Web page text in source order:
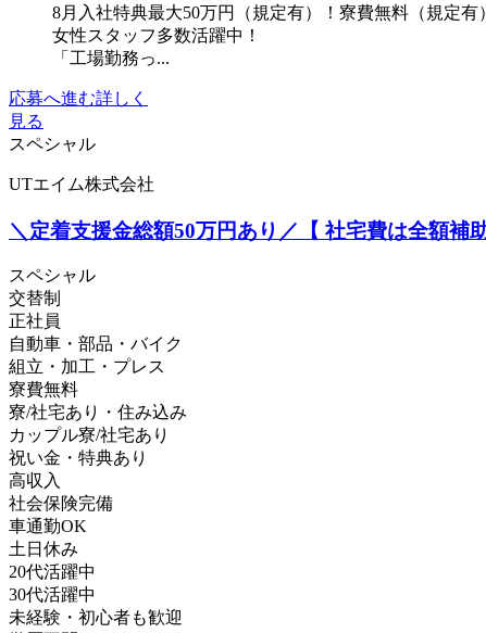
8月入社特典最大50万円（規定有）！寮費無料（規定
女性スタッフ多数活躍中！
「工場勤務っ...
応募へ進む詳しく
見る
スペシャル
UTエイム株式会社
＼定着支援金総額50万円あり／【 社宅費は全額補
スペシャル
交替制
正社員
自動車・部品・バイク
組立・加工・プレス
寮費無料
寮/社宅あり・住み込み
カップル寮/社宅あり
祝い金・特典あり
高収入
社会保険完備
車通勤OK
土日休み
20代活躍中
30代活躍中
未経験・初心者も歓迎